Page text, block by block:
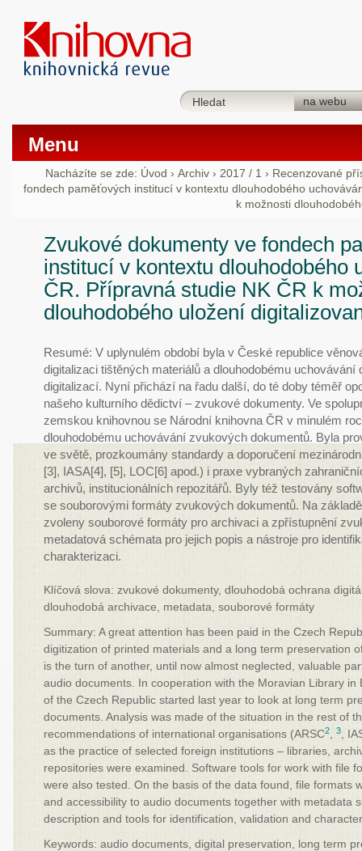
Menu
Nacházíte se zde: Úvod › Archiv › 2017 / 1 › Recenzované
fondech paměťových institucí v kontextu dlouhodobého
k možnosti
Zvukové dokumenty ve fondech
institucí v kontextu dlouhodobého
ČR. Přípravná studie NK ČR k
dlouhodobého uložení
Resumé: V uplynulém období byla v České republice
digitalizaci tištěných materiálů a dlouhodobému
digitalizací. Nyní přichází na řadu další, do té doby téměř
našeho kulturního dědictví – zvukové dokumenty. Ve
zemskou knihovnou se Národní knihovna ČR v minulém
dlouhodobému uchovávání zvukových dokumentů. Byla
ve světě, prozkoumány standardy a doporučení
[3], IASA[4], [5], LOC[6] apod.) i praxe vybraných
archivů, institucionálních repozitářů. Byly též testovány
se souborovými formáty zvukových dokumentů. Na
zvoleny souborové formáty pro archivaci a zpřístupnění
metadatová schémata pro jejich popis a nástroje pro
charakterizaci.
Klíčová slova: zvukové dokumenty, dlouhodobá ochrana
dlouhodobá archivace, metadata, souborové formáty
Summary: A great attention has been paid in the Czech
digitization of printed materials and a long term preservation
is the turn of another, until now almost neglected, valuable
audio documents. In cooperation with the Moravian Library in
of the Czech Republic started last year to look at long term
documents. Analysis was made of the situation in the rest of
recommendations of international organisations (ARSC2 ,3
,
as the practice of selected foreign institutions – libraries,
repositories were examined. Software tools for work with file
were also tested. On the basis of the data found, file formats
and accessibility to audio documents together with metadata
description and tools for identification, validation and
Keywords: audio documents, digital preservation, long term